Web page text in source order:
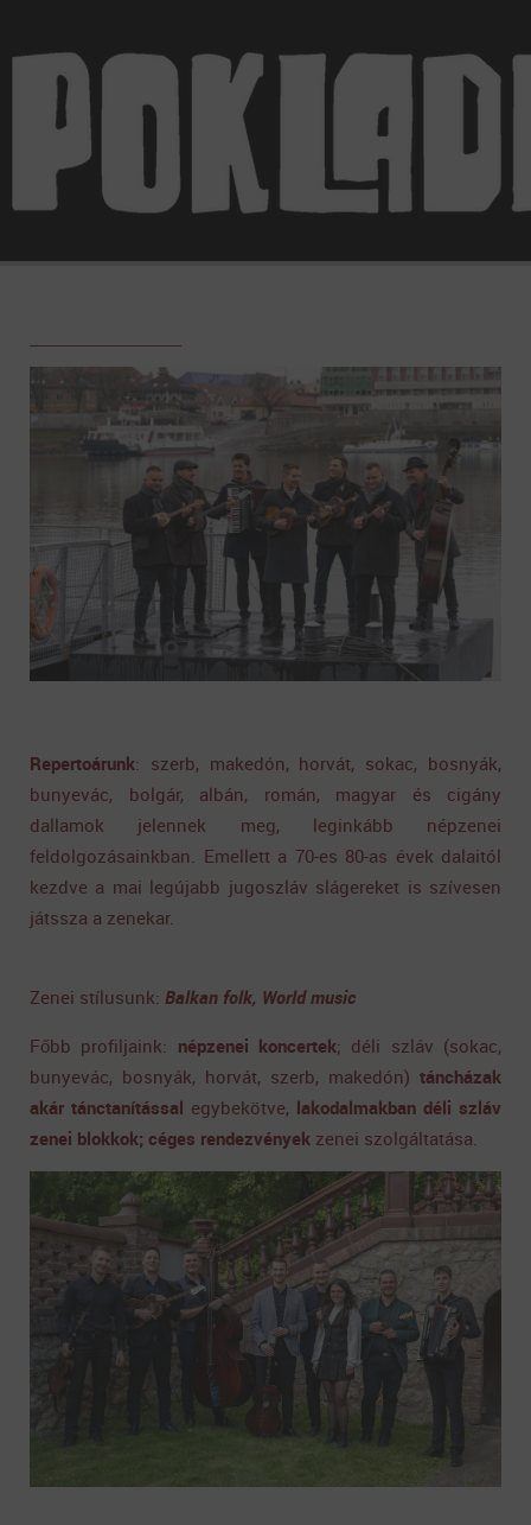
Repertoárunk: szerb, makedón, horvát, sokac, bosnyák,
bunyevác, bolgár, albán, román, magyar és cigány
dallamok jelennek meg, leginkább népzenei
feldolgozásainkban. Emellett a 70-es 80-as évek dalaitól
kezdve a mai legújabb jugoszláv slágereket is szívesen
játssza a zenekar.
Zenei stílusunk: Balkan folk, World music
Főbb profiljaink: népzenei koncertek; déli szláv (sokac,
bunyevác, bosnyák, horvát, szerb, makedón) táncházak
akár tánctanítással egybekötve, lakodalmakban déli szláv
zenei blokkok; céges rendezvények zenei szolgáltatása.